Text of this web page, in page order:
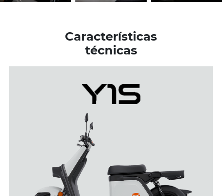
Características
técnicas